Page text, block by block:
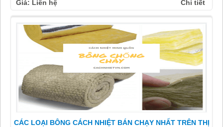
Giá: Liên hệ Chi tiết
CÁC LOẠI BÔNG CÁCH NHIỆT BÁN CHẠY NHẤT TRÊN THỊ